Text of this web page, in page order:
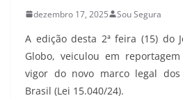
dezembro 17, 2025 Sou Segura
A edição desta 2ª feira (15) do
Globo, veiculou em
vigor do novo marco legal
Brasil (Lei 15.040/24).